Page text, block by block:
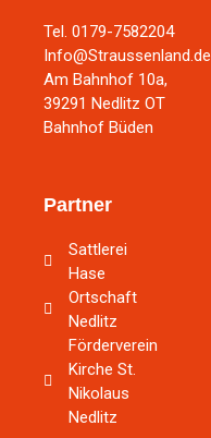
Tel. 0179-7582204
Info@Straussenland.de
Am Bahnhof 10a,
39291 Nedlitz OT
Bahnhof Büden
Partner
Sattlerei
Hase
Ortschaft
Nedlitz
Förderverein
Kirche St.
Nikolaus
Nedlitz